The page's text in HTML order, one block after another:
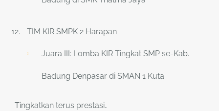
TIM KIR SMPK 2 Harapan
Juara III: Lomba KIR Tingkat SMP se-Kab.
Badung Denpasar di SMAN 1 Kuta
Tingkatkan terus prestasi..